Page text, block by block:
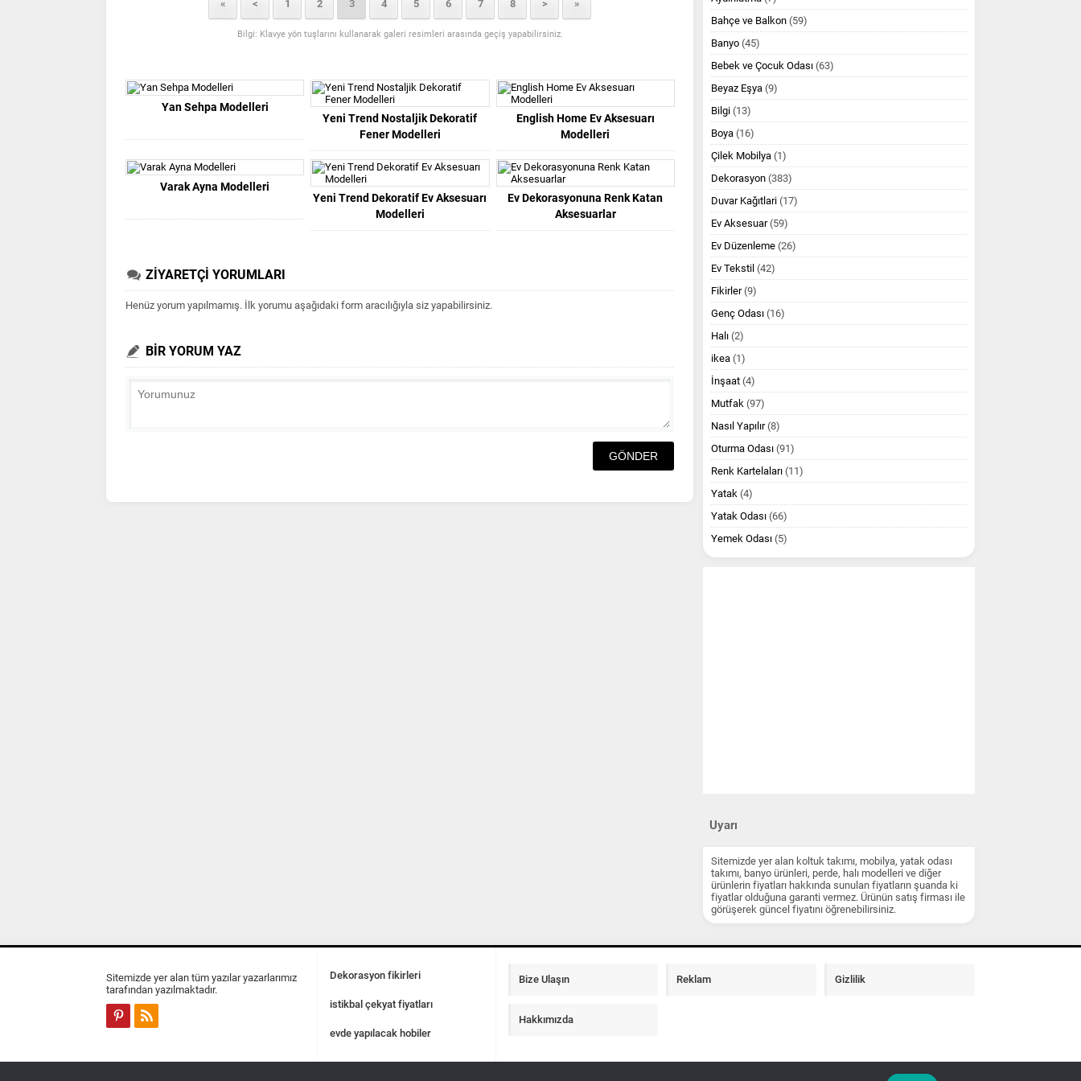
« < 1 2 3 4 5 6 7 8 > »
Bilgi: Klavye yön tuşlarını kullanarak galeri resimleri arasında geçiş yapabilirsiniz.
Yan Sehpa Modelleri
Yeni Trend Nostaljik Dekoratif
Fener Modelleri
English Home Ev Aksesuarı
Modelleri
Varak Ayna Modelleri
Yeni Trend Dekoratif Ev Aksesuarı
Modelleri
Ev Dekorasyonuna Renk Katan
Aksesuarlar
ZİYARETÇİ YORUMLARI
Henüz yorum yapılmamış. İlk yorumu aşağıdaki form aracılığıyla siz yapabilirsiniz.
BİR YORUM YAZ
Bahçe ve Balkon (59)
Banyo (45)
Bebek ve Çocuk Odası (63)
Beyaz Eşya (9)
Bilgi (13)
Boya (16)
Çilek Mobilya (1)
Dekorasyon (383)
Duvar Kağıtlari (17)
Ev Aksesuar(59)
Ev Düzenleme (26)
Ev Tekstil (42)
Fikirler(9)
Genç Odası (16)
Halı (2)
ikea (1)
İnşaat (4)
Mutfak (97)
Nasıl Yapılır(8)
Oturma Odası (91)
Renk Kartelaları (11)
Yatak (4)
Yatak Odası (66)
Yemek Odası (5)
Uyarı
Sitemizde yer alan koltuk takımı, mobilya, yatak odası
takımı, banyo ürünleri, perde, halı modelleri ve diğer
ürünlerin fiyatları hakkında sunulan fiyatların şuanda ki
fiyatlar olduğuna garanti vermez. Ürünün satış firması ile
görüşerek güncel fiyatını öğrenebilirsiniz.
Sitemizde yer alan tüm yazılar yazarlarımız
tarafından yazılmaktadır.
Dekorasyon fikirleri
istikbal çekyat fiyatları
evde yapılacak hobiler
Bize Ulaşın Reklam Gizlilik
Hakkımızda